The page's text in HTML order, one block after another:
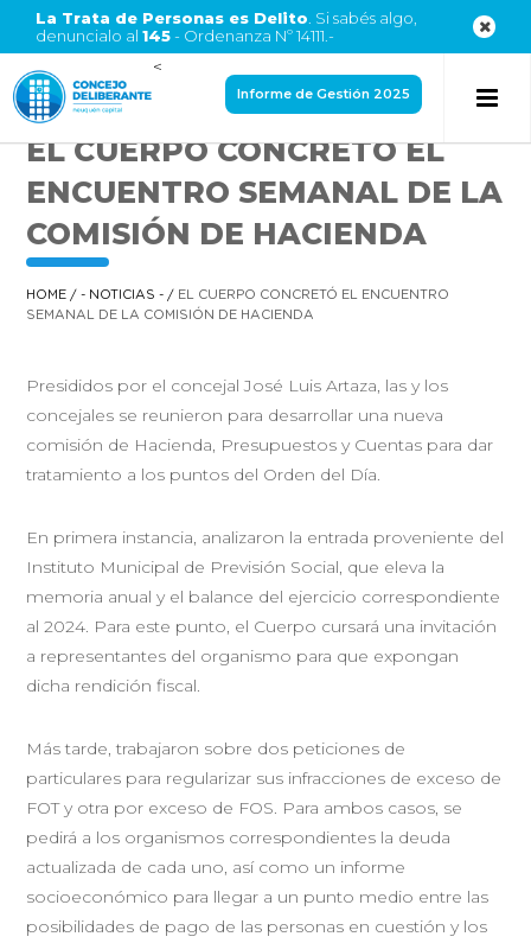
La Trata de Personas es Delito . Si sabés algo,
denuncialo al 145- Ordenanza Nº 14111.-
<
Informe de Gestión 2025
EL CUERPO CONCRETÓ EL
ENCUENTRO SEMANAL DE LA
COMISIÓN DE HACIENDA
HOME /- NOTICIAS - / EL CUERPO CONCRETÓ EL ENCUENTRO
SEMANAL DE LA COMISIÓN DE HACIENDA
Presididos por el concejal José Luis Artaza, las y los
concejales se reunieron para desarrollar una nueva
comisión de Hacienda, Presupuestos y Cuentas para dar
tratamiento a los puntos del Orden del Día.
En primera instancia, analizaron la entrada proveniente del
Instituto Municipal de Previsión Social, que eleva la
memoria anual y el balance del ejercicio correspondiente
al 2024. Para este punto, el Cuerpo cursará una invitación
a representantes del organismo para que expongan
dicha rendición fiscal.
Más tarde, trabajaron sobre dos peticiones de
particulares para regularizar sus infracciones de exceso de
FOT y otra por exceso de FOS. Para ambos casos, se
pedirá a los organismos correspondientes la deuda
actualizada de cada uno, así como un informe
socioeconómico para llegar a un punto medio entre las
posibilidades de pago de las personas en cuestión y los